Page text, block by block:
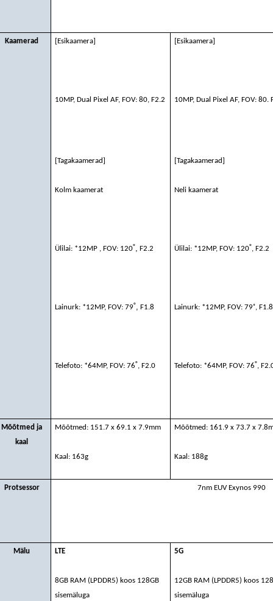
Kaamerad [Esikaamera]
10MP, Dual Pixel AF, FOV: 80, F2.2
[Tagakaamerad]
Kolm kaamerat
Ülilai: *12MP , FOV: 120˚ F2.2
Lainurk: *12MP, FOV: 79˚ F1.8
Telefoto: *64MP, FOV: 76˚, F2.0
[Esikaamera]
10MP, Dual Pixel AF, FOV: 80.
[Tagakaamerad]
Neli kaamerat
Ülilai: *12MP, FOV: 120˚, F2.2
Lainurk: *12MP, FOV: 79˚, F1.8
Telefoto: *64MP, FOV: 76˚,
Mõõtmed ja
kaal
Mõõtmed: 151.7 x 69.1 x 7.9mm
Kaal: 163g
Mõõtmed: 161.9 x 73.7 x
Kaal: 188g
Protsessor 7nm EUV Exynos 990
Mälu LTE
8GB RAM (LPDDR5) koos 128GB
sisemäluga
5G
12GB RAM (LPDDR5) koos
sisemäluga